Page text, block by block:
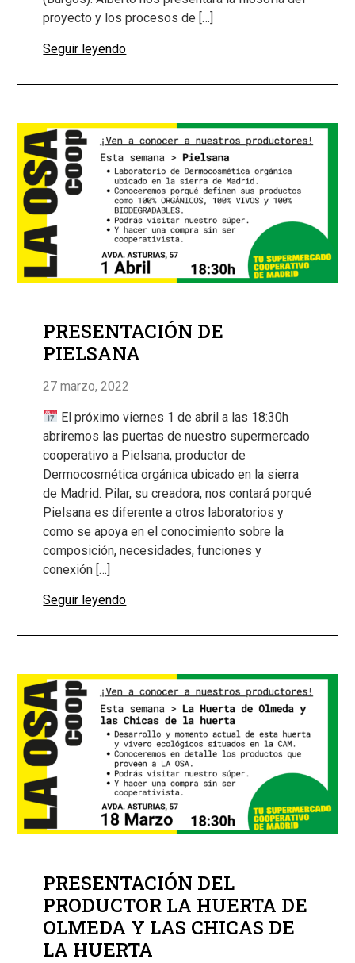
proyecto y los procesos de […]
Seguir leyendo
PRESENTACIÓN DE
PIELSANA
27 marzo, 2022
El próximo viernes 1 de abril a las 18:30h
abriremos las puertas de nuestro supermercado
cooperativo a Pielsana, productor de
Dermocosmética orgánica ubicado en la sierra
de Madrid. Pilar, su creadora, nos contará porqué
Pielsana es diferente a otros laboratorios y
como se apoya en el conocimiento sobre la
composición, necesidades, funciones y
conexión […]
Seguir leyendo
PRESENTACIÓN DEL
PRODUCTOR LA HUERTA DE
OLMEDA Y LAS CHICAS DE
LA HUERTA